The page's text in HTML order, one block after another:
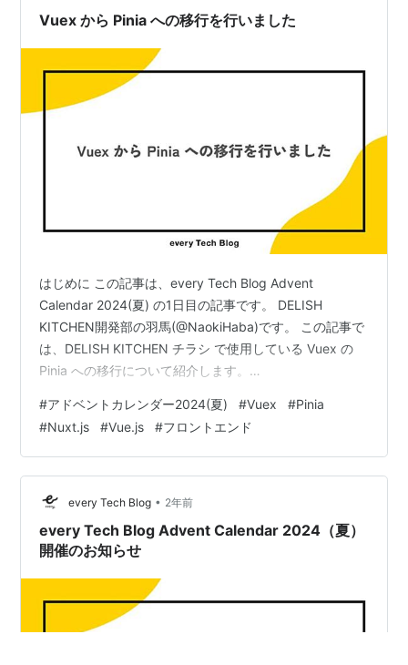
Vuex から Pinia への移行を行いました
はじめに この記事は、every Tech Blog Advent
Calendar 2024(夏) の1日目の記事です。 DELISH
KITCHEN開発部の羽馬(@NaokiHaba)です。 この記事で
は、DELISH KITCHEN チラシ で使用している Vuex の
Pinia への移行について紹介します。
ることを前提に説明を進めます。 Vue.jsの基本的な知識
Nuxt.jsの基本的な知識 Vuexの基本的な知識 Piniaとは
Pinia（ピーニャ）は、Vue.js用の新しい状態管理ライブ
ラリです…
#アドベントカレンダー2024(夏) #Vuex #Pinia
#Nuxt.js #Vue.js #フロントエンド
every Tech Blog • 2年前
every Tech Blog Advent Calendar 2024（夏）
開催のお知らせ